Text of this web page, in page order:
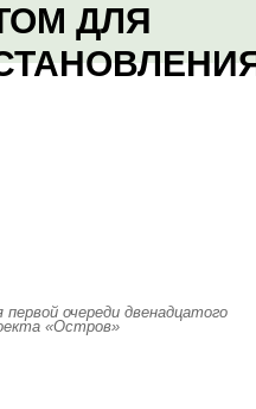
ДЛЯ
первой очереди двенадцатого
«Остров»